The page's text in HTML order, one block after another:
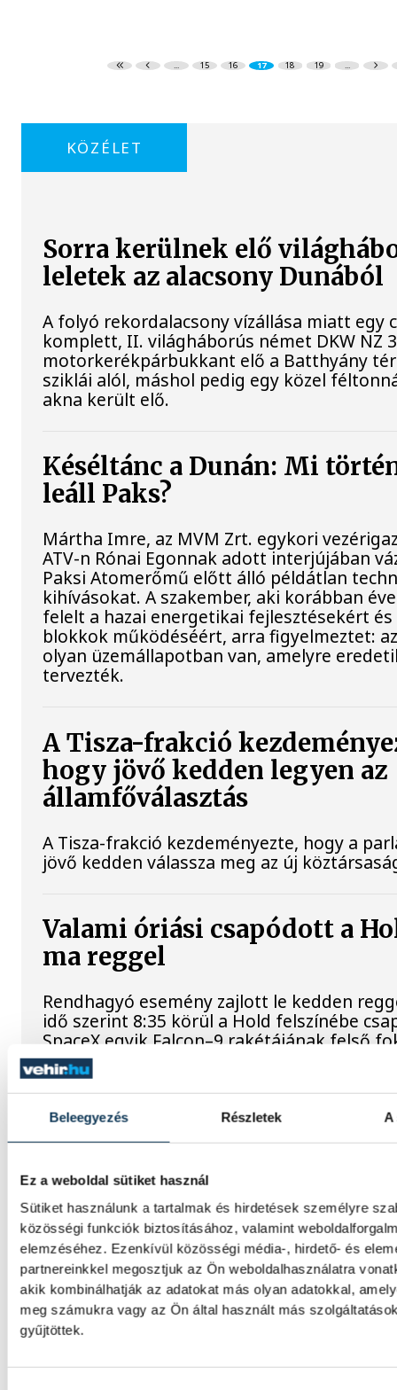
Beleegyezés Részletek A
Ez a weboldal sütiket használ
Sütiket használunk a tartalmak és hirdetések személyre
közösségi funkciók biztosításához, valamint
elemzéséhez. Ezenkívül közösségi média-, hirdető- és
partnereinkkel megosztjuk az Ön weboldalhasználatra
akik kombinálhatják az adatokat más olyan adatokkal,
meg számukra vagy az Ön által használt más
gyűjtöttek.
... 15 16 17 18 19 ...
KÖZÉLET
Sorra kerülnek elő
leletek az alacsony Dunából
A folyó rekordalacsony vízállása miatt egy
komplett, II. világháborús német DKW NZ
motorkerékpárbukkant elő a Batthyány
sziklái alól, máshol pedig egy közel
akna került elő.
Késéltánc a Dunán: Mi
leáll Paks?
Mártha Imre, az MVM Zrt. egykori
ATV-n Rónai Egonnak adott interjújában
Paksi Atomerőmű előtt álló példátlan
kihívásokat. A szakember, aki korábban
felelt a hazai energetikai fejlesztésekért és
blokkok működéséért, arra figyelmeztet:
olyan üzemállapotban van, amelyre
tervezték.
A Tisza-frakció
hogy jövő kedden legyen az
államfőválasztás
A Tisza-frakció kezdeményezte, hogy a
jövő kedden válassza meg az új
Valami óriási csapódott a
ma reggel
Rendhagyó esemény zajlott le kedden
idő szerint 8:35 körül a Hold felszínébe
SpaceX egyik Falcon–9 rakétájának felső
becsapódást a Földről szabad szemmel
látni, a szakemberek azonban
az eseményt.
Rekordok Európában –
Magyarország a legforróbb,
Angliában szárazság tombol
Rá sem ismerünk Európára,
rekordokat dönt a hőség. Magyarország a
országok közé került, miközben az
Királyságban olyan száraz júliust mértek,
155 éve nem volt példa.